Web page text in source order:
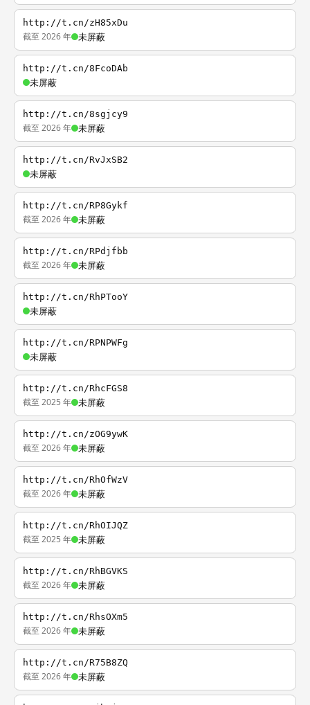
http://t.cn/zH85xDu
截至 2026 年 未屏蔽
http://t.cn/8FcoDAb
未屏蔽
http://t.cn/8sgjcy9
截至 2026 年 未屏蔽
http://t.cn/RvJxSB2
未屏蔽
http://t.cn/RP8Gykf
截至 2026 年 未屏蔽
http://t.cn/RPdjfbb
截至 2026 年 未屏蔽
http://t.cn/RhPTooY
未屏蔽
http://t.cn/RPNPWFg
未屏蔽
http://t.cn/RhcFGS8
截至 2025 年 未屏蔽
http://t.cn/zOG9ywK
截至 2026 年 未屏蔽
http://t.cn/RhOfWzV
截至 2026 年 未屏蔽
http://t.cn/RhOIJQZ
截至 2025 年 未屏蔽
http://t.cn/RhBGVKS
截至 2026 年 未屏蔽
http://t.cn/RhsOXm5
截至 2026 年 未屏蔽
http://t.cn/R75B8ZQ
截至 2026 年 未屏蔽